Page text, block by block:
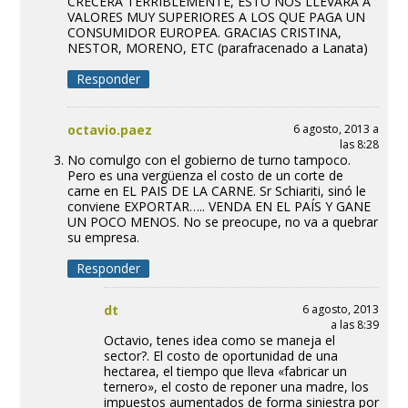
VALORES MUY SUPERIORES A LOS QUE PAGA UN
CONSUMIDOR EUROPEA. GRACIAS CRISTINA,
NESTOR, MORENO, ETC (parafracenado a Lanata)
Responder
octavio.paez
6 agosto, 2013 a
las 8:28
No comulgo con el gobierno de turno tampoco.
Pero es una vergüenza el costo de un corte de
carne en EL PAIS DE LA CARNE. Sr Schiariti, sinó le
conviene EXPORTAR….. VENDA EN EL PAÍS Y GANE
UN POCO MENOS. No se preocupe, no va a quebrar
su empresa.
Responder
dt
6 agosto, 2013
a las 8:39
Octavio, tenes idea como se maneja el
sector?. El costo de oportunidad de una
hectarea, el tiempo que lleva «fabricar un
ternero», el costo de reponer una madre, los
impuestos aumentados de forma siniestra por